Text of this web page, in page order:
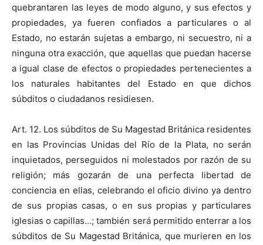
quebrantaren las leyes de modo alguno, y sus efectos y
propiedades, ya fueren confiados a particulares o al
Estado, no estarán sujetas a embargo, ni secuestro, ni a
ninguna otra exacción, que aquellas que puedan hacerse
a igual clase de efectos o propiedades pertenecientes a
los naturales habitantes del Estado en que dichos
súbditos o ciudadanos residiesen.
Art. 12. Los súbditos de Su Magestad Británica residentes
en las Provincias Unidas del Río de la Plata, no serán
inquietados, perseguidos ni molestados por razón de su
religión; más gozarán de una perfecta libertad de
conciencia en ellas, celebrando el oficio divino ya dentro
de sus propias casas, o en sus propias y particulares
iglesias o capillas…; también será permitido enterrar a los
súbditos de Su Magestad Británica, que murieren en los